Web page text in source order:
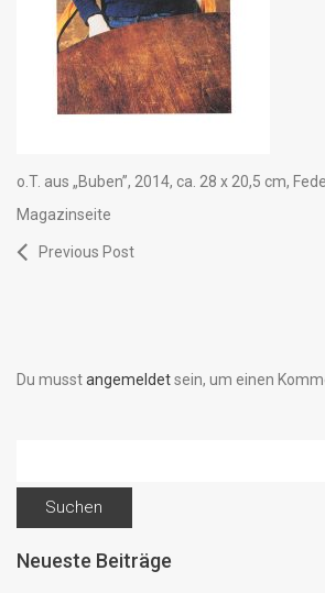
o.T. aus „Buben”, 2014, ca. 28 x 20,5 cm,
Magazinseite
Previous Post
Du musstangemeldetsein, um einen
nach:
Neueste Beiträge